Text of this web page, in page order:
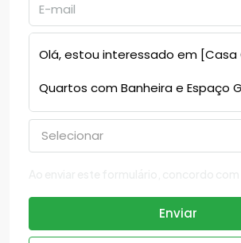
Selecionar
Enviar